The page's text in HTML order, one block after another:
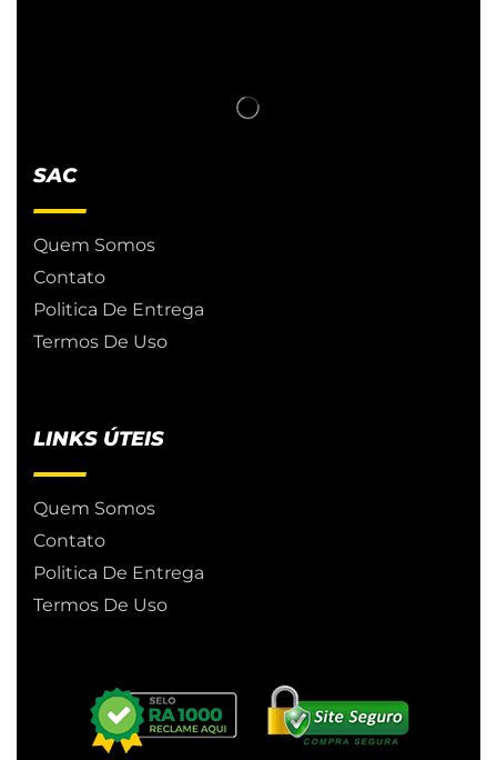
SAC
Quem Somos
Contato
Politica De Entrega
Termos De Uso
LINKS ÚTEIS
Quem Somos
Contato
Politica De Entrega
Termos De Uso